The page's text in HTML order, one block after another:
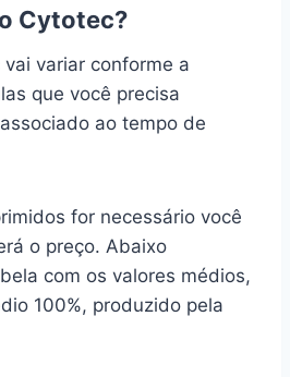
Cytotec?
variar conforme a
que você precisa
ao tempo de
for necessário você
o preço. Abaixo
com os valores médios,
100%, produzido pela